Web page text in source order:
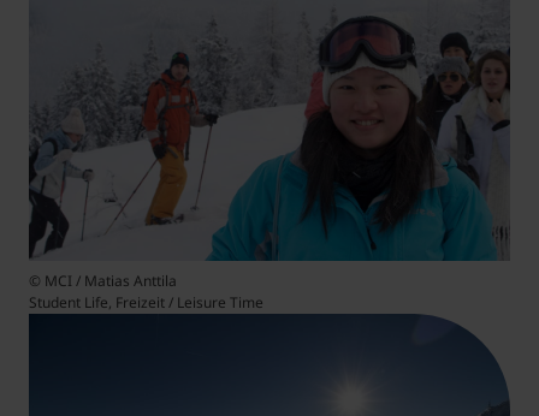
© MCI / Matias Anttila
Student Life, Freizeit / Leisure Time